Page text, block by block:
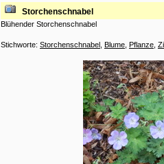
Storchenschnabel
Blühender Storchenschnabel
Stichworte: Storchenschnabel Blume Pflanze